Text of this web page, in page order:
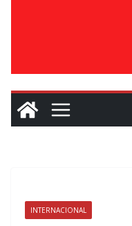
INTERNACIONAL